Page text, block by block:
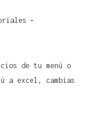
de tu menú o
a excel, cambias